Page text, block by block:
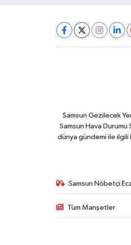
Samsun Gezilecek
Samsun Hava
dünya gündemi ile ilgili
Samsun Nöbetçi
Tüm Manşetler